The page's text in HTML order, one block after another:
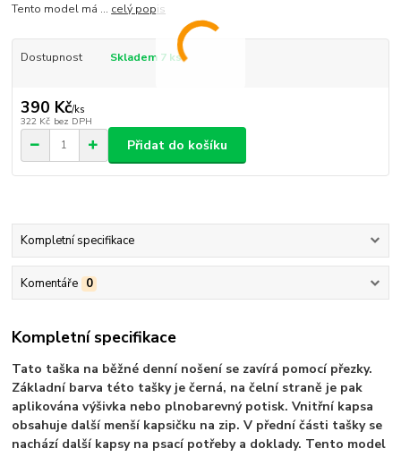
Tento model má ... celý popis
Dostupnost Skladem 7 ks
390 Kč/ks
322 Kč bez DPH
Přidat do košíku
Kompletní specifikace
Komentáře 0
Kompletní specifikace
Tato taška na běžné denní nošení se zavírá pomocí přezky.
Základní barva této tašky je černá, na čelní straně je pak
aplikována výšivka nebo plnobarevný potisk. Vnitřní kapsa
obsahuje další menší kapsičku na zip. V přední části tašky se
nachází další kapsy na psací potřeby a doklady. Tento model